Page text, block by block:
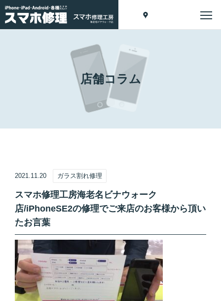
店舗コラム
2021.11.20 ガラス割れ修理
スマホ修理工房海老名ビナウォーク
店/iPhoneSE2の修理でご来店のお客様から頂い
たお言葉